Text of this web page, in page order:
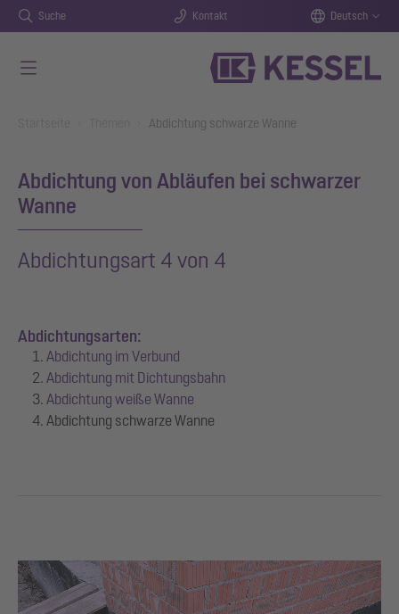
Suche Kontakt Deutsch
Abdichtung schwarze Wanne
Abdichtung von Abläufen bei schwarzer
Wanne
Abdichtungsart 4 von 4
Abdichtungsarten:
Abdichtung im Verbund
Abdichtung mit Dichtungsbahn
Abdichtung weiße Wanne
Abdichtung schwarze Wanne